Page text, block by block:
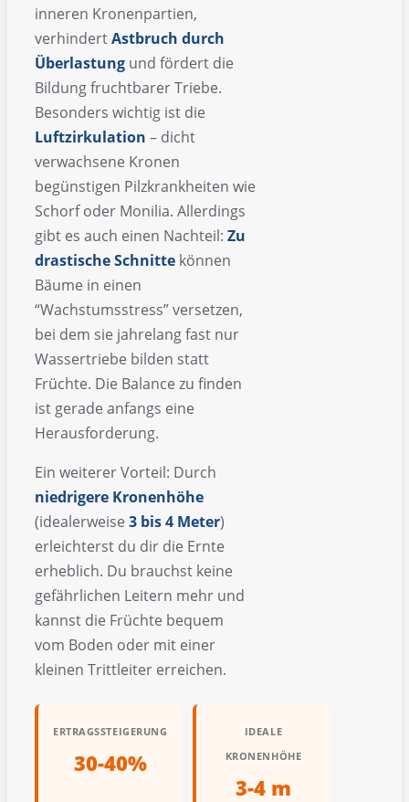
inneren Kronenpartien,
verhindertAstbruch durch
Überlastung und fördert die
Bildung fruchtbarer Triebe.
Besonders wichtig ist die
Luftzirkulation – dicht
verwachsene Kronen
begünstigen Pilzkrankheiten wie
Schorf oder Monilia. Allerdings
gibt es auch einen Nachteil: Zu
drastische Schnitte können
Bäume in einen
“Wachstumsstress” versetzen,
bei dem sie jahrelang fast nur
Wassertriebe bilden statt
Früchte. Die Balance zu finden
ist gerade anfangs eine
Herausforderung.
Ein weiterer Vorteil: Durch
niedrigere Kronenhöhe
(idealerweise 3 bis 4 Meter)
erleichterst du dir die Ernte
erheblich. Du brauchst keine
gefährlichen Leitern mehr und
kannst die Früchte bequem
vom Boden oder mit einer
kleinen Trittleiter erreichen.
ERTRAGSSTEIGERUNG
30-40%
IDEALE
KRONENHÖHE
3-4 m